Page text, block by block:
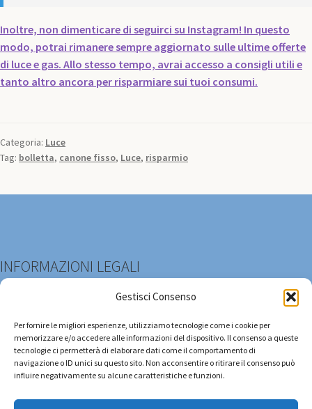
Gestisci Consenso
Per fornire le migliori esperienze, utilizziamo tecnologie come i cookie per
memorizzare e/o accedere alle informazioni del dispositivo. Il consenso a queste
tecnologie ci permetterà di elaborare dati come il comportamento di
navigazione o ID unici su questo sito. Non acconsentire o ritirare il consenso può
influire negativamente su alcune caratteristiche e funzioni.
Inoltre, non dimenticare di seguirci su Instagram! In questo
modo, potrai rimanere sempre aggiornato sulle ultime offerte
di luce e gas. Allo stesso tempo, avrai accesso a consigli utili e
tanto altro ancora per risparmiare sui tuoi consumi.
Categoria: Luce
Tag: bolletta, canone fisso, Luce, risparmio
INFORMAZIONI LEGALI
Privacy (informativa)